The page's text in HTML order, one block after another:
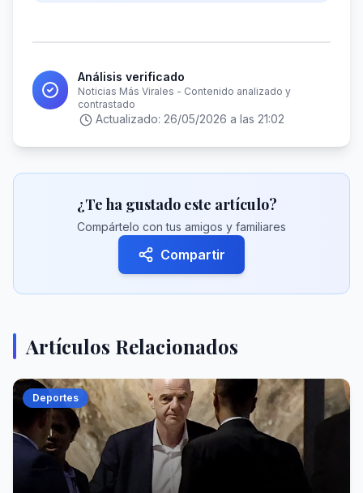
Análisis verificado
Noticias Más Virales - Contenido analizado y
contrastado
Actualizado: 26/05/2026 a las 21:02
¿Te ha gustado este artículo?
Compártelo con tus amigos y familiares
Compartir
Artículos Relacionados
Deportes